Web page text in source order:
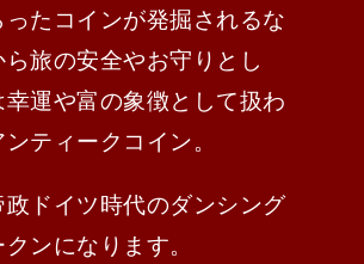
ったコインが発掘されるな
ら旅の安全やお守りとし
幸運や富の象徴として扱わ
ティークコイン。
政ドイツ時代のダンシング
ンになります。